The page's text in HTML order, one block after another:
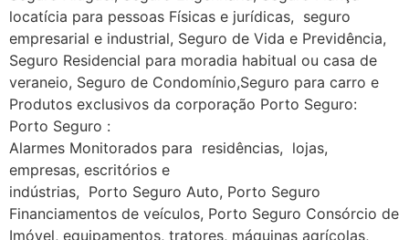
locatícia para pessoas Físicas e jurídicas, seguro
empresarial e industrial, Seguro de Vida e Previdência,
Seguro Residencial para moradia habitual ou casa de
veraneio, Seguro de Condomínio,Seguro para carro e
Produtos exclusivos da corporação Porto Seguro:
Porto Seguro :
Alarmes Monitorados para residências, lojas,
empresas, escritórios e
indústrias, Porto Seguro Auto, Porto Seguro
Financiamentos de veículos, Porto Seguro Consórcio de
Imóvel, equipamentos, tratores, máquinas agrícolas,